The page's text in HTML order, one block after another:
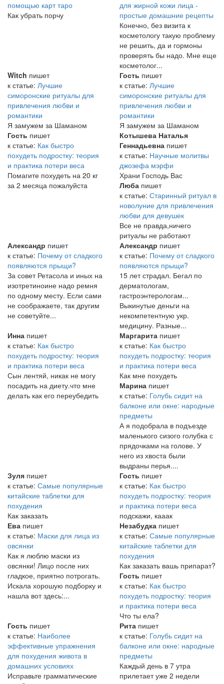
помощью карт таро
Как убрать порчу
для жирной кожи лица -
простые домашние рецепты
Конечно, без визита к
косметологу такую проблему
не решить, да и гормоны
проверять бы надо. Мне еще
косметолог...
Witch пишет
к статье: Лучшие
симоронские ритуалы для
привлечения любви и
романтики
Я замужем за Шаманом
Гость пишет
к статье: Лучшие
симоронские ритуалы для
привлечения любви и
романтики
Я замужем за Шаманом
Гость пишет
к статье: Как быстро
похудеть подростку: теория
и практика потери веса
Помагите похудеть на 20 кг
за 2 месяца пожалуйста
Котышева Наталья
Геннадьевна пишет
к статье: Научные молитвы
джозефа мэрфи
Храни Господь Вас
Люба пишет
к статье: Старинный ритуал в
новолуние для привлечения
любви для девушек
Все не правда,ничего
ритуалы не работают
Александр пишет
к статье: Почему от сладкого
появляются прыщи?
За совет Ретасола и иных на
изотретиноине надо ремня
по одному месту. Если сами
не соображаете, так другим
не советуйте...
Александр пишет
к статье: Почему от сладкого
появляются прыщи?
15 лет страдал. Бегал по
дерматологам,
гастроэнтерологам...
Выкинутые деньги на
некомпетентную укр.
медицину. Разные...
Инна пишет
к статье: Как быстро
похудеть подростку: теория
и практика потери веса
Сын лентяй, никак не могу
посадить на диету.что мне
делать как его переубедить
Маргарита пишет
к статье: Как быстро
похудеть подростку: теория
и практика потери веса
Как мне похудеть
Марина пишет
к статье: Голубь сидит на
балконе или окне: народные
предметы
А я подобрала в подъезде
маленького сизого голубка с
прядочками на голове. У
него из хвоста были
выдраны перья....
Зуля пишет
к статье: Самые популярные
китайские таблетки для
похудения
Как заказать
Гость пишет
к статье: Как быстро
похудеть подростку: теория
и практика потери веса
подскажи, кааак
Ева пишет
к статье: Маски для лица из
овсянки
Как я люблю маски из
овсянки! Лицо после них
гладкое, приятно потрогать.
Искала хорошую подборку и
нашла вот здесь:...
Незабудка пишет
к статье: Самые популярные
китайские таблетки для
похудения
Как заказать вашь припарат?
Гость пишет
к статье: Как быстро
похудеть подростку: теория
и практика потери веса
Что ты ела?
Гость пишет
к статье: Наиболее
эффективные упражнения
для похудения живота в
домашних условиях
Исправьте грамматические
Рита пишет
к статье: Голубь сидит на
балконе или окне: народные
предметы
Каждый день в 7 утра
прилетает уже 2 недели